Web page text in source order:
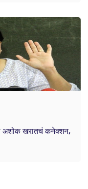
अशोक खरातचं कनेक्शन,